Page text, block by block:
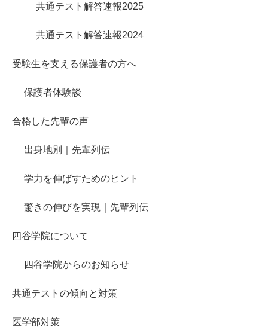
共通テスト解答速報2025
共通テスト解答速報2024
受験生を支える保護者の方へ
保護者体験談
合格した先輩の声
出身地別｜先輩列伝
学力を伸ばすためのヒント
驚きの伸びを実現｜先輩列伝
四谷学院について
四谷学院からのお知らせ
共通テストの傾向と対策
医学部対策